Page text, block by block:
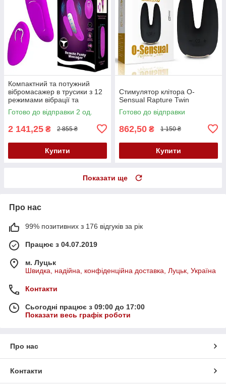
Компактний та потужний
вібромасажер в трусики з 12
режимами вібрації та
дистанційним керуванням
Romance Lisa Panty
Готово до відправки 2 од.
2 141,25 ₴ 2 855 ₴
Купити
Стимулятор клітора O-
Sensual Rapture Twin
Готово до відправки
862,50 ₴ 1 150 ₴
Купити
Показати ще
Про нас
99% позитивних з 176 відгуків за рік
Працює з 04.07.2019
м. Луцьк
Швидка, надійна, конфіденційна доставка, Луцьк, Україна
Контакти
Сьогодні працює з 09:00 до 17:00
Показати весь графік роботи
Про нас
Контакти